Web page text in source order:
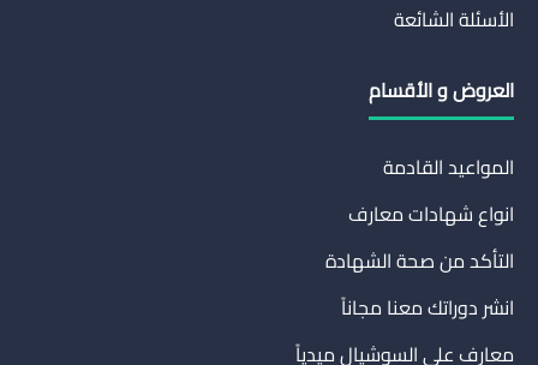
الأسئلة الشائعة
العروض و الأقسام
المواعيد القادمة
انواع شهادات معارف
التأكد من صحة الشهادة
انشر دوراتك معنا مجاناً
معارف على السوشيال ميدياً